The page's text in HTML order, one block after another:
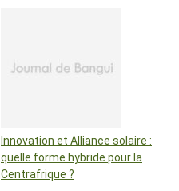
Innovation et Alliance solaire :
quelle forme hybride pour la
Centrafrique ?